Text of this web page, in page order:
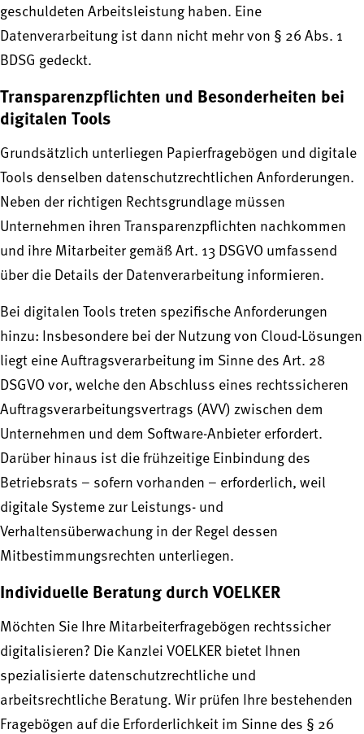
geschuldeten Arbeitsleistung haben. Eine
Datenverarbeitung ist dann nicht mehr von § 26 Abs. 1
BDSG gedeckt.
Transparenzpflichten und Besonderheiten bei
digitalen Tools
Grundsätzlich unterliegen Papierfragebögen und digitale
Tools denselben datenschutzrechtlichen Anforderungen.
Neben der richtigen Rechtsgrundlage müssen
Unternehmen ihren Transparenzpflichten nachkommen
und ihre Mitarbeiter gemäß Art. 13 DSGVO umfassend
über die Details der Datenverarbeitung informieren.
Bei digitalen Tools treten spezifische Anforderungen
hinzu: Insbesondere bei der Nutzung von Cloud-Lösungen
liegt eine Auftragsverarbeitung im Sinne des Art. 28
DSGVO vor, welche den Abschluss eines rechtssicheren
Auftragsverarbeitungsvertrags (AVV) zwischen dem
Unternehmen und dem Software-Anbieter erfordert.
Darüber hinaus ist die frühzeitige Einbindung des
Betriebsrats – sofern vorhanden – erforderlich, weil
digitale Systeme zur Leistungs- und
Verhaltensüberwachung in der Regel dessen
Mitbestimmungsrechten unterliegen.
Individuelle Beratung durch VOELKER
Möchten Sie Ihre Mitarbeiterfragebögen rechtssicher
digitalisieren? Die Kanzlei VOELKER bietet Ihnen
spezialisierte datenschutzrechtliche und
arbeitsrechtliche Beratung. Wir prüfen Ihre bestehenden
Fragebögen auf die Erforderlichkeit im Sinne des § 26